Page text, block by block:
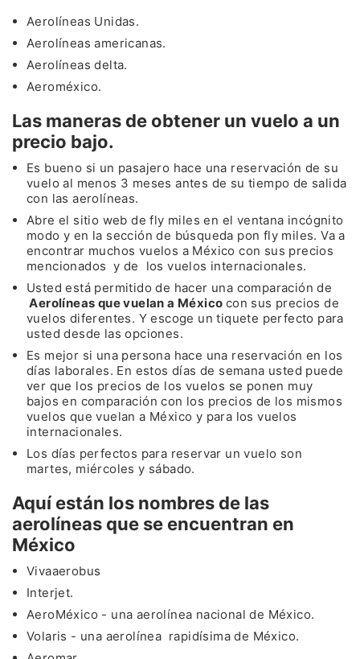
Aerolíneas Unidas.
Aerolíneas americanas.
Aerolíneas delta.
Aeroméxico.
Las maneras de obtener un vuelo a un
precio bajo.
Es bueno si un pasajero hace una reservación de su
vuelo al menos 3 meses antes de su tiempo de salida
con las aerolíneas.
Abre el sitio web de fly miles en el ventana incógnito
modo y en la sección de búsqueda pon fly miles. Va a
encontrar muchos vuelos a México con sus precios
mencionados y de los vuelos internacionales.
Usted está permitido de hacer una comparación de
Aerolíneas que vuelan a México con sus precios de
vuelos diferentes. Y escoge un tiquete perfecto para
usted desde las opciones.
Es mejor si una persona hace una reservación en los
días laborales. En estos días de semana usted puede
ver que los precios de los vuelos se ponen muy
bajos en comparación con los precios de los mismos
vuelos que vuelan a México y para los vuelos
internacionales.
Los días perfectos para reservar un vuelo son
martes, miércoles y sábado.
Aquí están los nombres de las
aerolíneas que se encuentran en
México
Vivaaerobus
Interjet.
AeroMéxico - una aerolínea nacional de México.
Volaris - una aerolínea rapidísima de México.